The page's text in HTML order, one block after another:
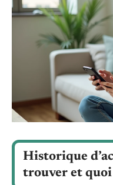
Historique
trouver et